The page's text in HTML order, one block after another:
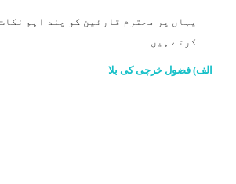
یہاں پر محترم قارئین کو چند اہم
کرتے ہیں :
الف) فضول خرچی کی بلا